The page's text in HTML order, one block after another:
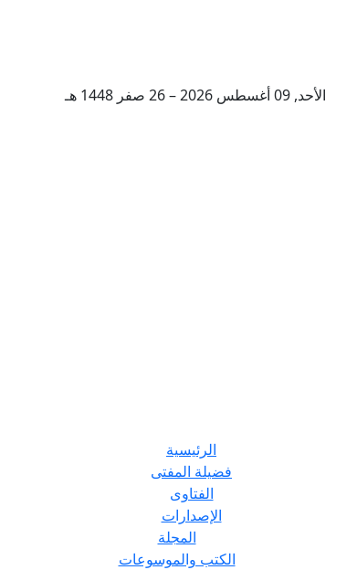
الأحد, 09 أغسطس 2026 – 26 صفر 1448 هـ
الرئيسية
فضيلة المفتى
الفتاوى
الإصدارات
المجلة
الكتب والموسوعات